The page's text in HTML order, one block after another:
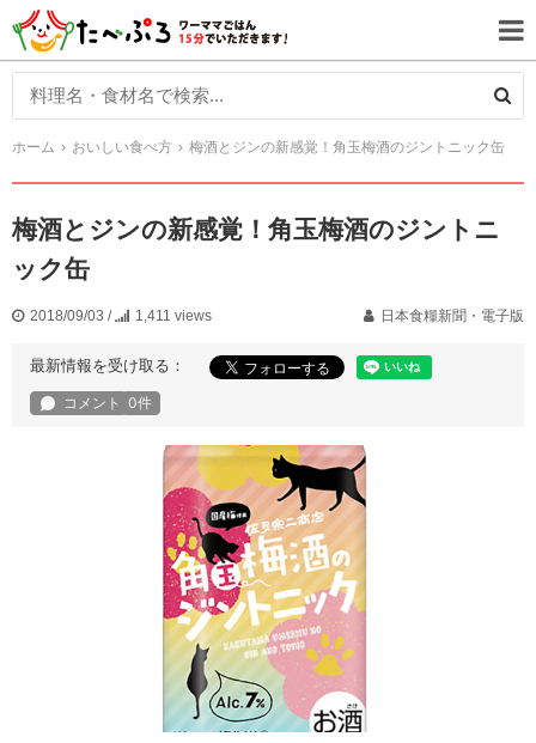
ホーム おいしい食べ方 梅酒とジンの新感覚！角玉梅酒のジントニック缶
梅酒とジンの新感覚！角玉梅酒のジントニ
ック缶
2018/09/03 / 1,411 views 日本食糧新聞・電子版
最新情報を受け取る：